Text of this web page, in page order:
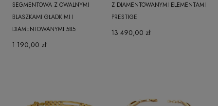
SEGMENTOWA Z OWALNYMI
BLASZKAMI GŁADKIMI I
DIAMENTOWANYMI 585
1 190,00 zł
Z DIAMENTOWANYMI ELEMENTAMI
PRESTIGE
13 490,00 zł